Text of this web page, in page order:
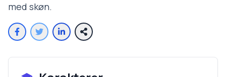
med skøn.